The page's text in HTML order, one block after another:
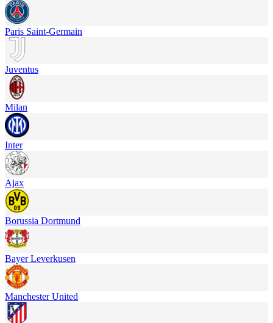
Paris Saint-Germain
Juventus
Milan
Inter
Ajax
Borussia Dortmund
Bayer Leverkusen
Manchester United